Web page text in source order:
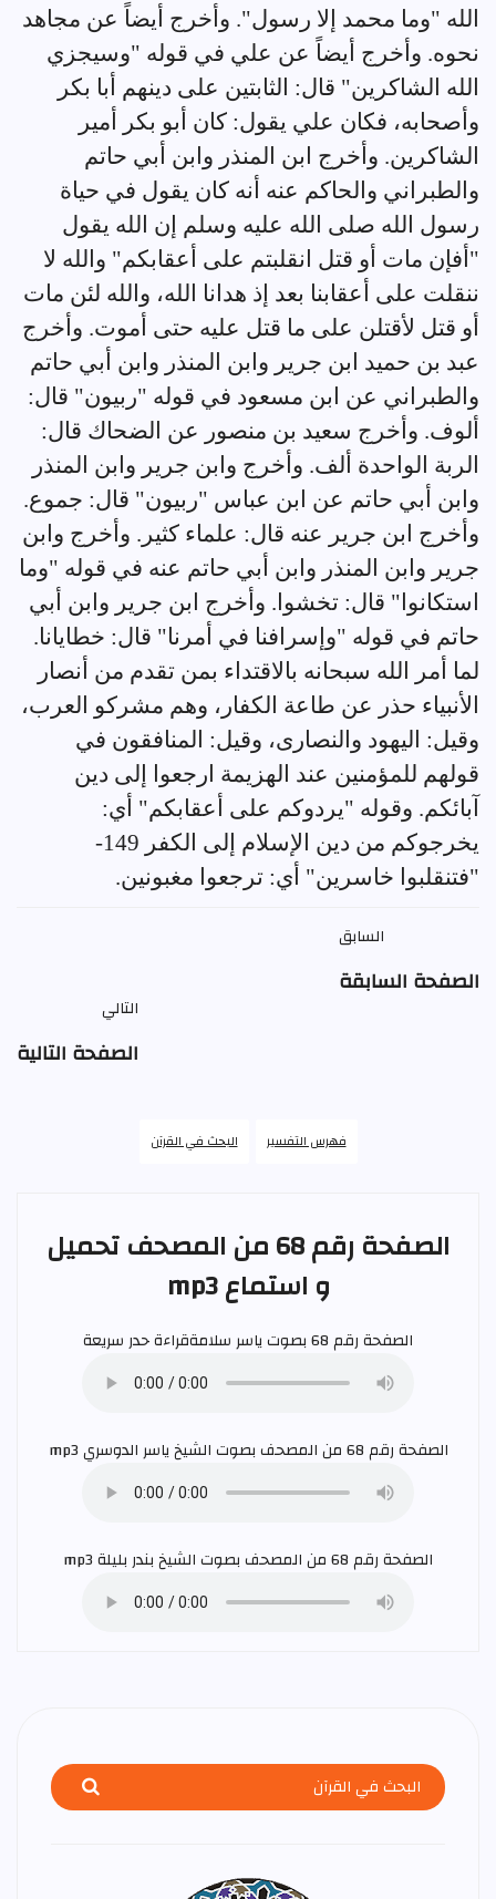
الله "وما محمد إلا رسول". وأخرج أيضاً عن مجاهد
نحوه. وأخرج أيضاً عن علي في قوله "وسيجزي
الله الشاكرين" قال: الثابتين على دينهم أبا بكر
وأصحابه، فكان علي يقول: كان أبو بكر أمير
الشاكرين. وأخرج ابن المنذر وابن أبي حاتم
والطبراني والحاكم عنه أنه كان يقول في حياة
رسول الله صلى الله عليه وسلم إن الله يقول
"أفإن مات أو قتل انقلبتم على أعقابكم" والله لا
ننقلت على أعقابنا بعد إذ هدانا الله، والله لئن مات
أو قتل لأقتلن على ما قتل عليه حتى أموت. وأخرج
عبد بن حميد ابن جرير وابن المنذر وابن أبي حاتم
والطبراني عن ابن مسعود في قوله "ربيون" قال:
ألوف. وأخرج سعيد بن منصور عن الضحاك قال:
الربة الواحدة ألف. وأخرج وابن جرير وابن المنذر
وابن أبي حاتم عن ابن عباس "ربيون" قال: جموع.
وأخرج ابن جرير عنه قال: علماء كثير. وأخرج وابن
جرير وابن المنذر وابن أبي حاتم عنه في قوله "وما
استكانوا" قال: تخشوا. وأخرج ابن جرير وابن أبي
حاتم في قوله "وإسرافنا في أمرنا" قال: خطايانا.
لما أمر الله سبحانه بالاقتداء بمن تقدم من أنصار
الأنبياء حذر عن طاعة الكفار، وهم مشركو العرب،
وقيل: اليهود والنصارى، وقيل: المنافقون في
قولهم للمؤمنين عند الهزيمة ارجعوا إلى دين
آبائكم. وقوله "يردوكم على أعقابكم" أي:
يخرجوكم من دين الإسلام إلى الكفر 149-
"فتنقلبوا خاسرين" أي: ترجعوا مغبونين.
السابق
الصفحة السابقة
التالي
الصفحة التالية
فهرس التفسير البحث في القرآن
الصفحة رقم 68 من المصحف تحميل
و استماع mp3
الصفحة رقم 68 بصوت ياسر سلامةقراءة حدر سريعة
الصفحة رقم 68 من المصحف بصوت الشيخ ياسر الدوسريmp3
الصفحة رقم 68 من المصحف بصوت الشيخ بندر بليلة